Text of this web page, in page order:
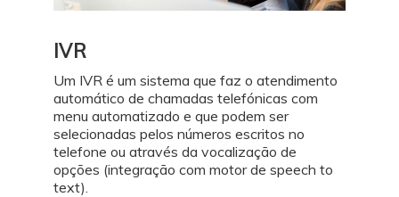
IVR
Um IVR é um sistema que faz o atendimento
automático de chamadas telefónicas com
menu automatizado e que podem ser
selecionadas pelos números escritos no
telefone ou através da vocalização de
opções (integração com motor de speech to
text).